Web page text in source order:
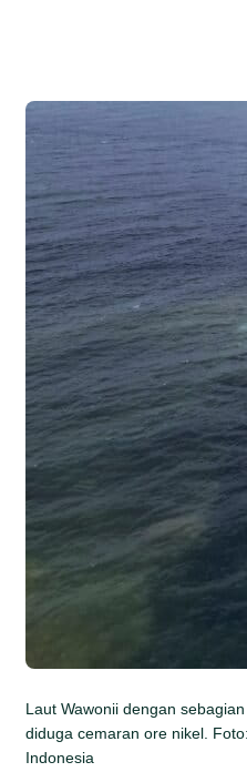
Laut Wawonii dengan
diduga cemaran ore nikel.
Indonesia